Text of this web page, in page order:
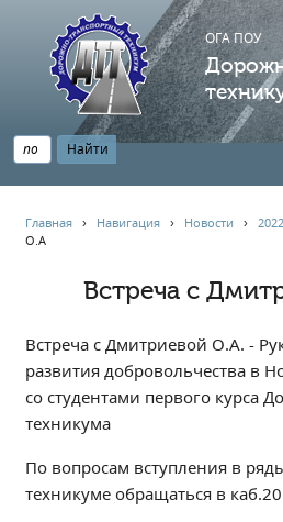
ОГА ПОУ
НАВИГАЦИЯ
Главная
АБИТУРИЕНТУ
Опрос по качеству
Новости
Информация
Независимая оценка качества
Главная › Навигация › Новости ›2022
О.А
Встреча с
Встреча с Дмитриевой О.А. -
развития добровольчества в
со студентами первого курса
техникума
По вопросам вступления в
техникуме обращаться в